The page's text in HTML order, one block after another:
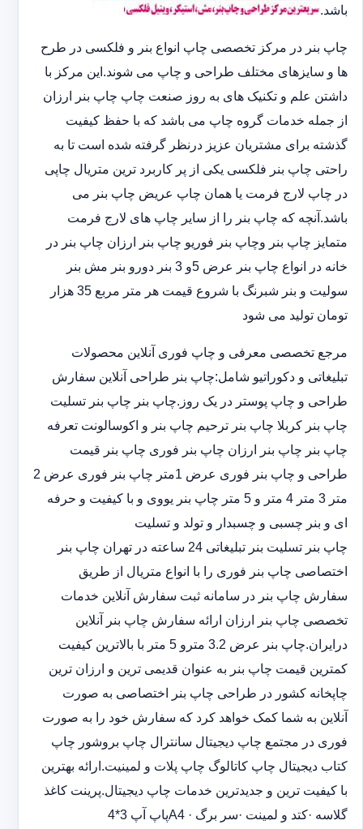
باشد.
چاپ بنر در مرکز تخصصی چاپ انواع بنر و فلکسی در طرح
ها و سایزهای مختلف طراحی و چاپ می شوند.این مرکز با
داشتن علم و تکنیک های به روز صنعت چاپ چاپ بنر ارزان
از جمله خدمات گروه چاپ می باشد که با حفظ کیفیت
گذشته برای مشتریان عزیز درنظر گرفته شده است تا به
راحتی چاپ بنر فلکسی یکی از پر کاربرد ترین متریال چاپی
در چاپ لارج فرمت یا همان چاپ عریض چاپ بنر می
باشد.آنچه که چاپ بنر را از سایر چاپ های لارج فرمت
متمایز چاپ بنر وچاپ بنر فوریو چاپ بنر ارزان چاپ بنر در
خانه در انواع چاپ بنر عرض 5و 3 بنر دورو بنر مش بنر
سولیت و بنر شبرنگ با شروع قیمت هر متر مربع 35 هزار
تومان تولید می شود
مرجع تخصصی معرفی و چاپ فوری آنلاین محصولات
تبلیغاتی و دکوراتیو شامل:چاپ بنر طراحی آنلاین سفارش
طراحی و چاپ پوستر در یک روز.چاپ بنر چاپ بنر تسلیت
چاپ بنر کربلا چاپ بنر ترحیم چاپ بنر و اکوسالونت تعرفه
چاپ بنر چاپ بنر ارزان چاپ بنر فوری چاپ بنر قیمت
طراحی و چاپ بنر فوری عرض 1متر چاپ بنر فوری عرض 2
متر 3 متر 4 متر و 5 متر چاپ بنر یووی و با کیفیت و حرفه
ای و بنر چسبی و چسبدار و تولد و تسلیت
چاپ بنر تسلیت بنر تبلیغاتی 24 ساعته در تهران چاپ بنر
اختصاصی چاپ بنر فوری را با انواع متریال از طریق
سفارش چاپ بنر در سامانه ثبت سفارش آنلاین خدمات
تخصصی چاپ بنر ارزان ارائه سفارش چاپ بنر آنلاین
درایران.چاپ بنر عرض 3.2 مترو 5 متر با بالاترین کیفیت
کمترین قیمت چاپ بنر به عنوان قدیمی ترین و ارزان ترین
چاپخانه کشور در طراحی چاپ بنر اختصاصی به صورت
آنلاین به شما کمک خواهد کرد که سفارش خود را به صورت
فوری در مجتمع چاپ دیجیتال سانترال چاپ بروشور چاپ
کتاب دیجیتال چاپ کاتالوگ چاپ پلات و لمینیت.ارائه بهترین
با کیفیت ترین و جدیدترین خدمات چاپ دیجیتال.پرینت کاغذ
گلاسه ·‎کتد و لمینت ·‎سر برگ A4 ·‎پاپ آپ 3*4